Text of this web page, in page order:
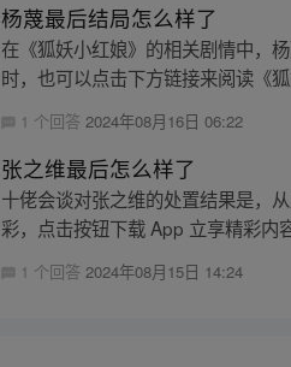
杨蔑最后结局怎么样了
在《狐妖小红娘》的相关剧情中，
时，也可以点击下方链接来阅读《
1 个回答 2024年08月16日 06:22
张之维最后怎么样了
十佬会谈对张之维的处置结果是，
彩，点击按钮下载 App 立享精彩内容
1 个回答2024年08月15日 14:24